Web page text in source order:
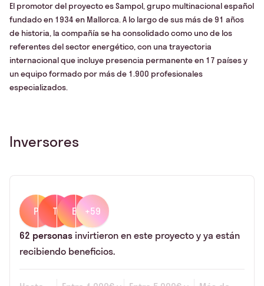
El promotor del proyecto es Sampol, grupo multinacional español
fundado en 1934 en Mallorca. A lo largo de sus más de 91 años
de historia, la compañía se ha consolidado como uno de los
referentes del sector energético, con una trayectoria
internacional que incluye presencia permanente en 17 países y
un equipo formado por más de 1.900 profesionales
especializados.
Inversores
P T E +59
62 personas invirtieron en este proyecto y ya están
recibiendo beneficios.